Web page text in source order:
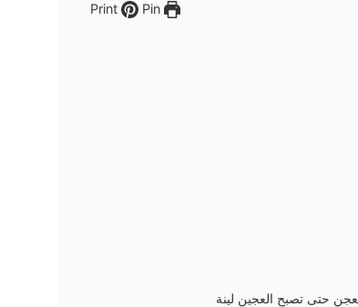
Print
Pin
حتى تصبح العجين لينة